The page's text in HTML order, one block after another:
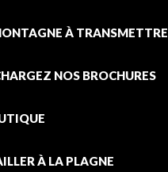
À TRANSMETTRE
NOS BROCHURES
À LA PLAGNE